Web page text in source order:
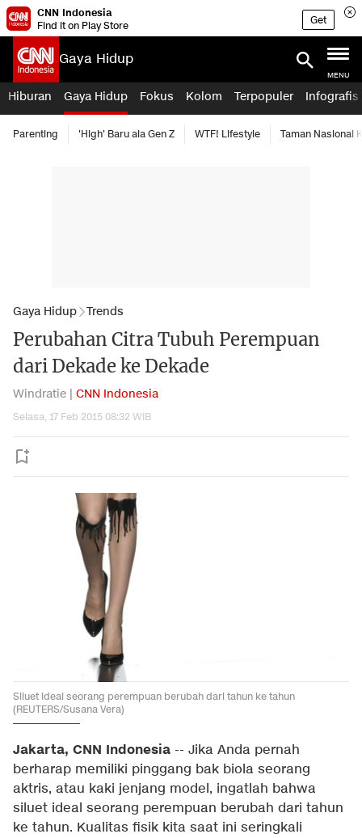
CNN Indonesia
Find it on Play Store
Get
Gaya Hidup
MENU
Hiburan Gaya Hidup Fokus Kolom Terpopuler Infografis
Parenting 'High' Baru ala Gen Z WTF! Lifestyle Taman Nasional
Gaya Hidup Trends
Perubahan Citra Tubuh Perempuan
dari Dekade ke Dekade
Windratie | CNN Indonesia
Selasa, 17 Feb 2015 08:32 WIB
Siluet ideal seorang perempuan berubah dari tahun ke tahun
(REUTERS/Susana Vera)
Jakarta, CNN Indonesia -- Jika Anda pernah
berharap memiliki pinggang bak biola seorang
aktris, atau kaki jenjang model, ingatlah bahwa
siluet ideal seorang perempuan berubah dari tahun
ke tahun. Kualitas fisik kita saat ini seringkali